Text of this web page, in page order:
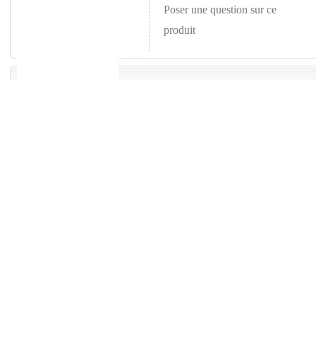
Poser une question sur ce
produit